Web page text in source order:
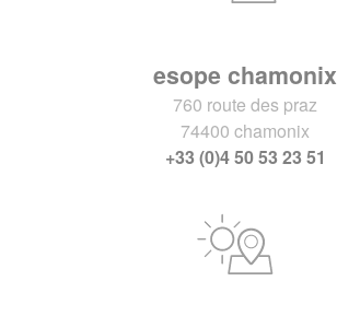
esope chamonix
760 route des praz
74400 chamonix
+33 (0)4 50 53 23 51